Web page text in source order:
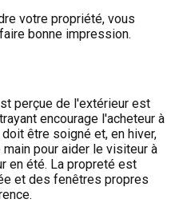
votre propriété, vous
bonne impression.
perçue de l'extérieur est
encourage l'acheteur à
être soigné et, en hiver,
pour aider le visiteur à
en été. La propreté est
et des fenêtres propres